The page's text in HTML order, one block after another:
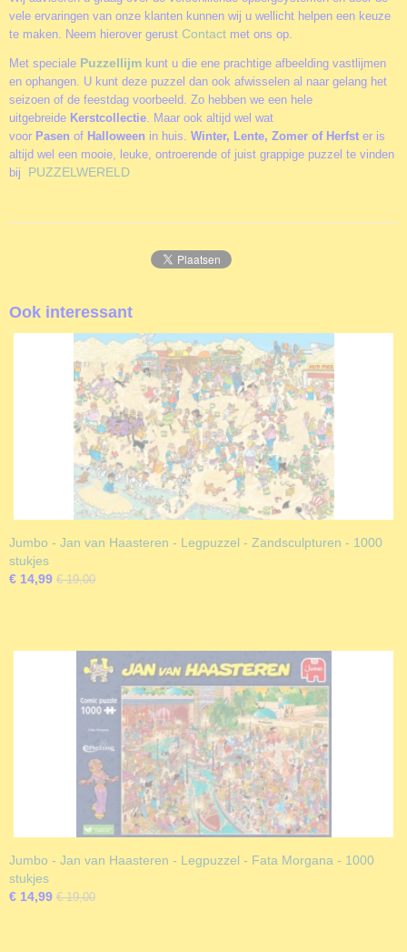
vele ervaringen van onze klanten kunnen wij u wellicht helpen een keuze
te maken. Neem hierover gerust Contact met ons op.
Met speciale Puzzellijm kunt u die ene prachtige afbeelding vastlijmen
en ophangen. U kunt deze puzzel dan ook afwisselen al naar gelang het
seizoen of de feestdag voorbeeld. Zo hebben we een hele
uitgebreide Kerstcollectie. Maar ook altijd wel wat
voor Pasen of Halloween in huis. Winter, Lente, Zomer of Herfst er is
altijd wel een mooie, leuke, ontroerende of juist grappige puzzel te vinden
bij PUZZELWERELD
Ook interessant
Jumbo - Jan van Haasteren - Legpuzzel - Zandsculpturen - 1000
stukjes
€ 14,99 € 19,00
Jumbo - Jan van Haasteren - Legpuzzel - Fata Morgana - 1000
stukjes
€ 14,99 € 19,00